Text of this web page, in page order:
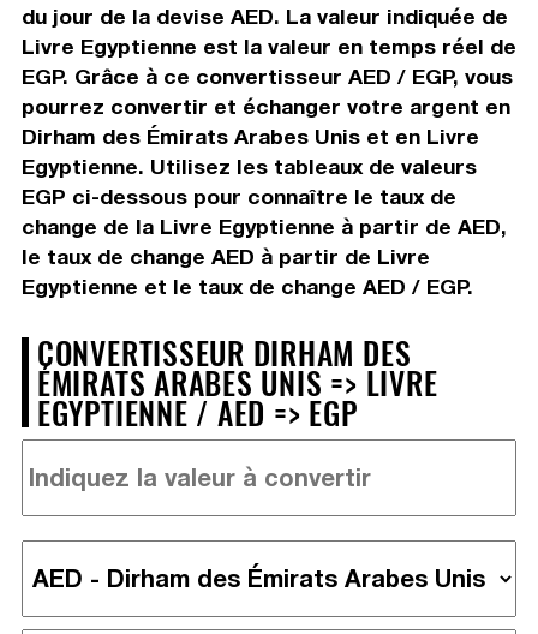
du jour de la devise AED. La valeur indiquée de
Livre Egyptienne est la valeur en temps réel de
EGP. Grâce à ce convertisseur AED / EGP, vous
pourrez convertir et échanger votre argent en
Dirham des Émirats Arabes Unis et en Livre
Egyptienne. Utilisez les tableaux de valeurs
EGP ci-dessous pour connaître le taux de
change de la Livre Egyptienne à partir de AED,
le taux de change AED à partir de Livre
Egyptienne et le taux de change AED / EGP.
CONVERTISSEUR DIRHAM DES
ÉMIRATS ARABES UNIS => LIVRE
EGYPTIENNE / AED => EGP